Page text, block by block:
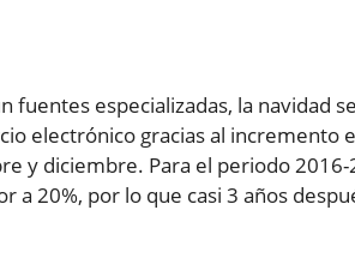
fuentes especializadas, la navidad
electrónico gracias al incremento
y diciembre. Para el periodo
20%, por lo que casi 3 años